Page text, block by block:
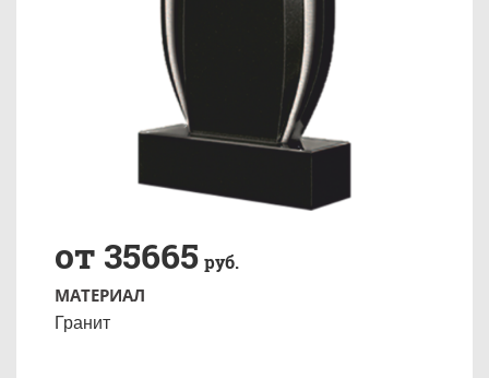
от 35665 руб.
МАТЕРИАЛ
Гранит